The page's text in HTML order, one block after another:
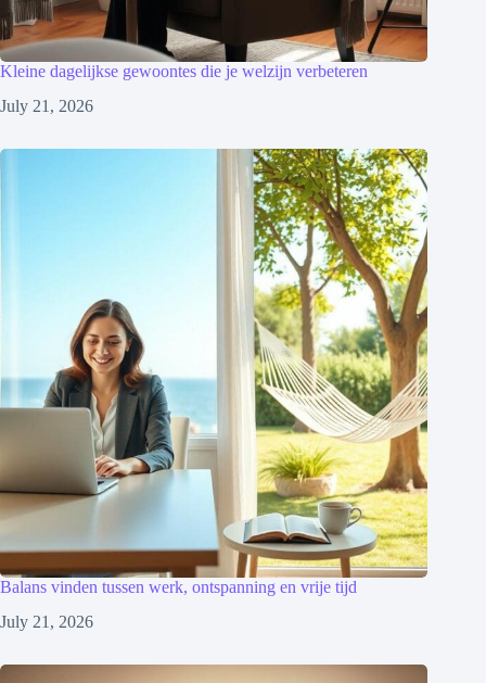
Kleine dagelijkse gewoontes die je welzijn verbeteren
July 21, 2026
Balans vinden tussen werk, ontspanning en vrije tijd
July 21, 2026